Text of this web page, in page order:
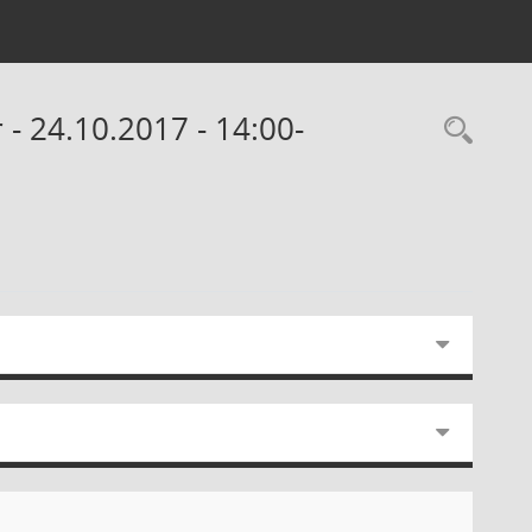
24.10.2017 - 14:00-